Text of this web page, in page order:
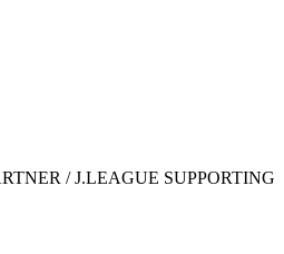
/ J.LEAGUE SUPPORTING